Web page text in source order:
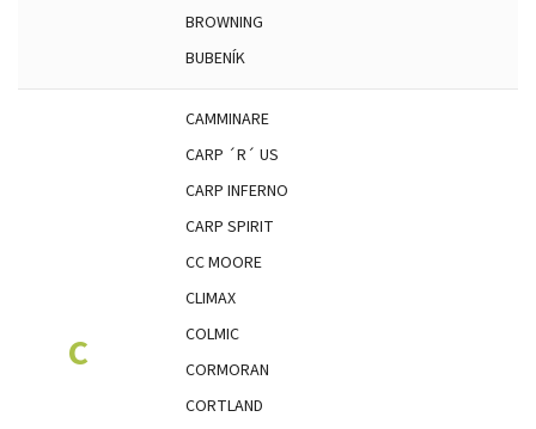
BROWNING
BUBENÍK
C
CAMMINARE
CARP ´R´ US
CARP INFERNO
CARP SPIRIT
CC MOORE
CLIMAX
COLMIC
CORMORAN
CORTLAND